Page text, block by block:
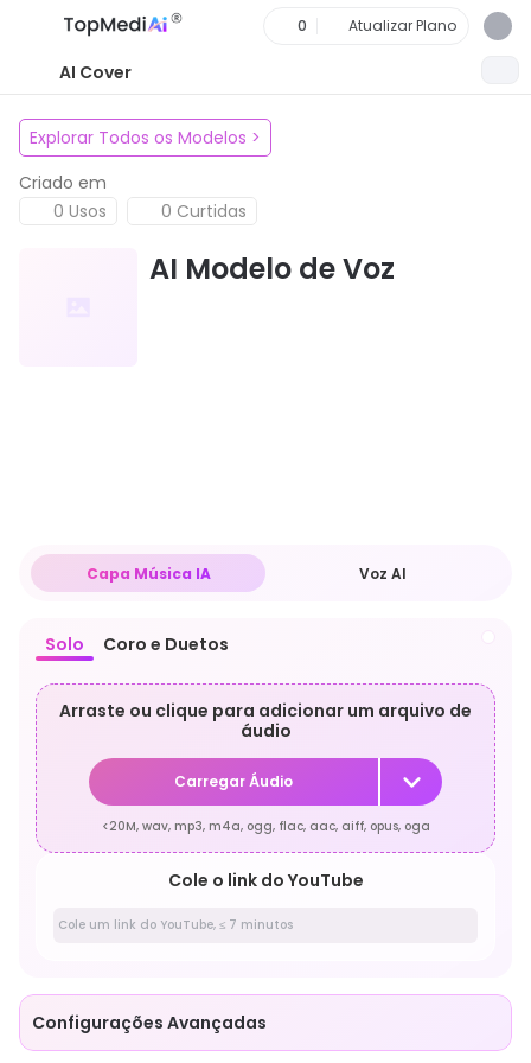
AI Cover
0 Atualizar Plano
Explorar Todos os Modelos >
Criado em
0 Usos
0 Curtidas
AI Modelo de Voz
Capa Música IA Voz AI
Solo Coro e Duetos
Arraste ou clique para adicionar um arquivo de
áudio
Carregar Áudio
<20M, wav, mp3, m4a, ogg, flac, aac, aiff, opus, oga
Cole o link do YouTube
Configurações Avançadas